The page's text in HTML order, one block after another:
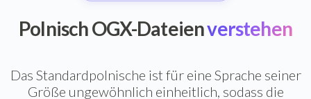
Polnisch OGX-Dateienverstehen
Das Standardpolnische ist für eine Sprache seiner
Größe ungewöhnlich einheitlich, sodass die